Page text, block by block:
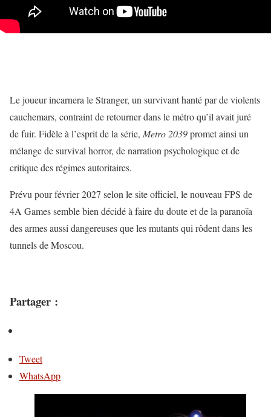
Le joueur incarnera le Stranger, un survivant hanté par de violents
cauchemars, contraint de retourner dans le métro qu’il avait juré
de fuir. Fidèle à l’esprit de la série, Metro 2039promet ainsi un
mélange de survival horror, de narration psychologique et de
critique des régimes autoritaires.
Prévu pour février 2027 selon le site officiel, le nouveau FPS de
4A Games semble bien décidé à faire du doute et de la paranoïa
des armes aussi dangereuses que les mutants qui rôdent dans les
tunnels de Moscou.
Partager :
Tweet
WhatsApp